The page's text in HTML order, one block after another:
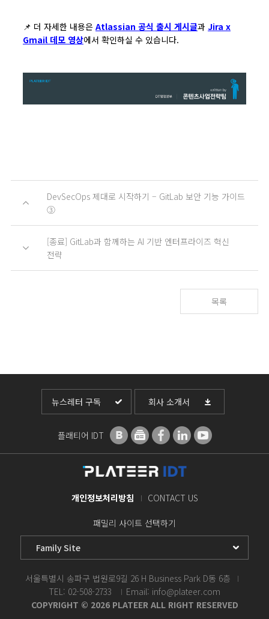
📌 더 자세한 내용은 Atlassian 공식 출시 게시글과 Jira x
Gmail 데모 영상에서 확인하실 수 있습니다.
DevSecOps 제대로 시작하기 – GitLab 보안 기능 가이드
③
[종료] GitLab과 함께하는 AI 기반 엔터프라이즈 혁신
전략
목록
뉴스레터 구독 회사 소개서
플래티어 IDT
개인정보처리방침 CONTACT US
패밀리 사이트 선택하기
서울특별시 송파구 법원로9길 26 H Business Park D동 6층
TEL: 02-508-2733
Email: info@plateer.com
COPYRIGHT © 2026 PLATEER ALL RIGHT RESERVED